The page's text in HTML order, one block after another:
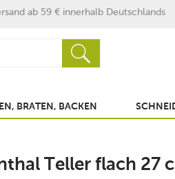
ab 59 € innerhalb Deutschlands
BRATEN, BACKEN
Teller flach 27